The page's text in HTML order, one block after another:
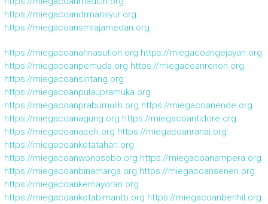
https://miegacoandrmansyur.org
https://miegacoansmrajamedan.org
https://miegacoanahnasution.org https://miegacoangejayan.org
https://miegacoanpemuda.org https://miegacoanrenon.org
https://miegacoansintang.org
https://miegacoanpulaupramuka.org
https://miegacoanprabumulih.org https://miegacoanende.org
https://miegacoanagung.org https://miegacoantidore.org
https://miegacoanaceh.org https://miegacoanranai.org
https://miegacoankotatahan.org
https://miegacoanwonosobo.org https://miegacoanampera.org
https://miegacoanbinamarga.org https://miegacoansenen.org
https://miegacoankemayoran.org
https://miegacoankotabimantb.org https://miegacoanbenhil.org